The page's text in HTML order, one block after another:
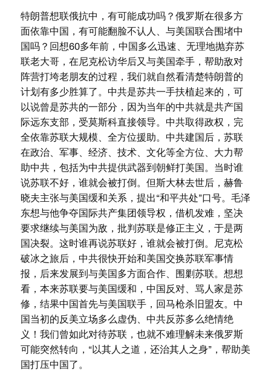
特朗普想联俄抗中，有可能成功吗？俄罗斯在很多方
面依靠中国，有可能翻脸不认人、与美国联合围堵中
国吗？回想60多年前，中国多么迅速、无理地抛弃苏
联老大哥，在尼克松访华后又与美国牵手，帮助敌对
阵营打垮老朋友的过程，我们就自然看清楚特朗普的
计划有多少胜算了。中共是苏共一手扶植起来的，可
以说曾是苏共的一部分，因为当年的中共就是共产国
际远东支部，受莫斯科直接领导。中共取得政权，完
全依靠苏联大规模、全方位援助。中共建国后，苏联
在政治、军事、经济、技术、文化等全方位、大力帮
助中共，包括为中共提供武器到朝鲜打美国。当时谁
说苏联不好，谁就会被打倒。但斯大林去世后，赫鲁
晓夫主张与美国缓和关系，提出“和平共处”口号。毛泽
东想与他争夺国际共产集团领导权，借机发难，坚决
要求继续与美国为敌，批判苏联是修正主义，于是两
国决裂。这时谁再说苏联好，谁就会被打倒。尼克松
破冰之旅后，中共很快开始和美国交换苏联军事情
报，后来发展到与美国多方面合作、围剿苏联。想想
看，本来苏联要与美国缓和，中国反对、骂人家是苏
修，结果中国首先与美国联手，回马枪杀旧盟友。中
国当初的反美立场多么虚伪、中共反苏多么绝情绝
义！我们曾如此对待苏联，也就不难理解未来俄罗斯
可能突然转向，“以其人之道，还治其人之身”，帮助美
国打压中国了。